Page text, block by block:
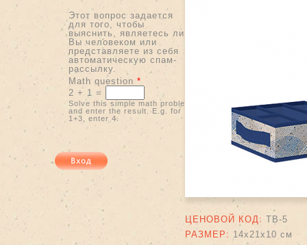
Этот вопрос задается
для того, чтобы
выяснить, являетесь ли
Вы человеком или
представляете из себя
автоматическую спам-
рассылку.
Math question *
2 + 1 =
Solve this simple math problem
and enter the result. E.g. for
1+3, enter 4.
ЦЕНОВОЙ КОД: TB-5
РАЗМЕР: 14х21х10 см